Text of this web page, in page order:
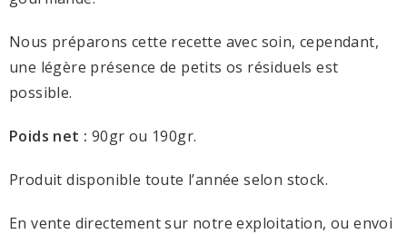
Nous préparons cette recette avec soin, cependant,
une légère présence de petits os résiduels est
possible.
Poids net : 90gr ou 190gr.
Produit disponible toute l’année selon stock.
En vente directement sur notre exploitation, ou envoi